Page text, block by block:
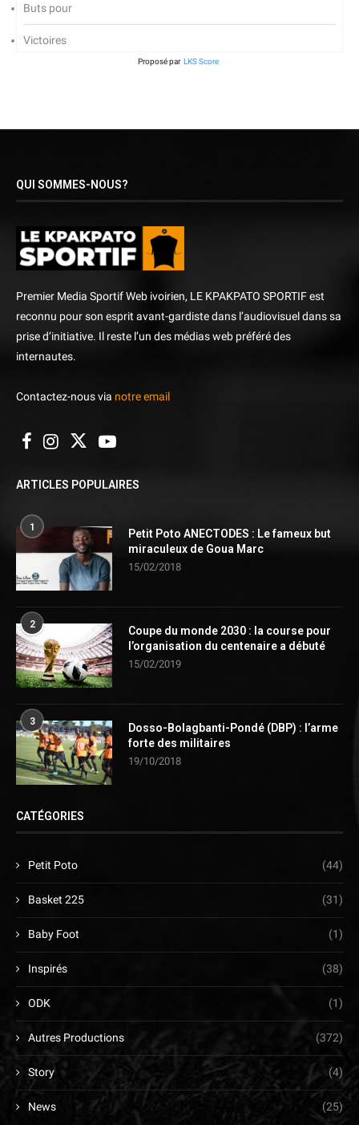
Buts pour
Victoires
Proposé par LKS Score
QUI SOMMES-NOUS?
Premier Media Sportif Web ivoirien, LE KPAKPATO SPORTIF est
reconnu pour son esprit avant-gardiste dans l’audiovisuel dans sa
prise d’initiative. Il reste l’un des médias web préféré des
internautes.
Contactez-nous via notre email
ARTICLES POPULAIRES
1
Petit Poto ANECTODES : Le fameux but
miraculeux de Goua Marc
15/02/2018
2
Coupe du monde 2030 : la course pour
l’organisation du centenaire a débuté
15/02/2019
3
Dosso-Bolagbanti-Pondé (DBP) : l’arme
forte des militaires
19/10/2018
CATÉGORIES
Petit Poto (44)
Basket 225 (31)
Baby Foot (1)
Inspirés (38)
ODK (1)
Autres Productions (372)
Story (4)
News (25)